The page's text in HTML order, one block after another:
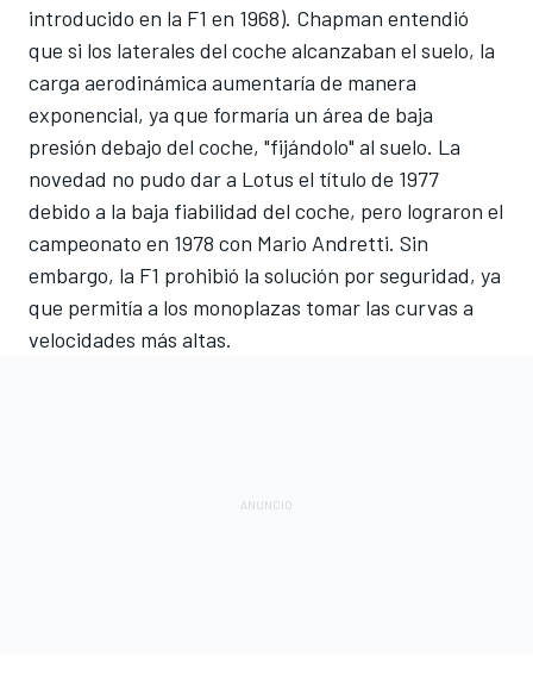
introducido en la F1 en 1968). Chapman entendió
que si los laterales del coche alcanzaban el suelo, la
carga aerodinámica aumentaría de manera
exponencial, ya que formaría un área de baja
presión debajo del coche, "fijándolo" al suelo. La
novedad no pudo dar a Lotus el título de 1977
debido a la baja fiabilidad del coche, pero lograron el
campeonato en 1978 con Mario Andretti. Sin
embargo, la F1 prohibió la solución por seguridad, ya
que permitía a los monoplazas tomar las curvas a
velocidades más altas.